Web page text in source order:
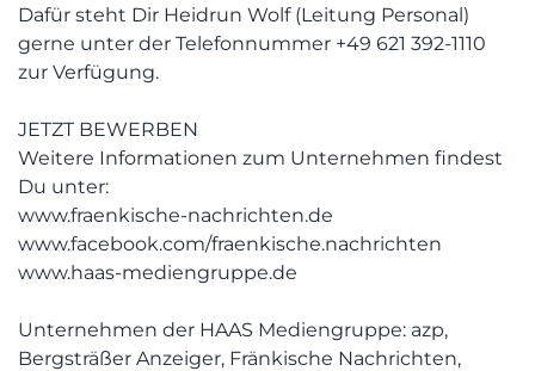
Dafür steht Dir Heidrun Wolf (Leitung Personal)
gerne unter der Telefonnummer +49 621 392-1110
zur Verfügung.
JETZT BEWERBEN
Weitere Informationen zum Unternehmen findest
Du unter:
www.fraenkische-nachrichten.de
www.facebook.com/fraenkische.nachrichten
www.haas-mediengruppe.de
Unternehmen der HAAS Mediengruppe: azp,
Bergsträßer Anzeiger, Fränkische Nachrichten,